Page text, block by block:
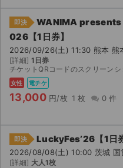
即決
WANIMA presents
026【1日券】
2026/09/26(土) 11:30 熊本 熊
[詳細] 1日券
チケットQRコードのスクリーンショットを送ります。 入場口の機械にかざしての入場となり
女性 電チケ
13,000 円/枚 1 枚 0 件
即決 LuckyFes’26【1日
2026/08/08(土) 10:00 茨城 国
[詳細] 大人1枚